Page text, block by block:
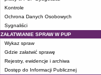
Kontrole
Ochrona Danych Osobowych
Sygnaliści
ZAŁATWIANIE SPRAW W PUP
Wykaz spraw
Gdzie załatwić sprawę
Rejestry, ewidencje i archiwa
Dostęp do Informacji Publicznej